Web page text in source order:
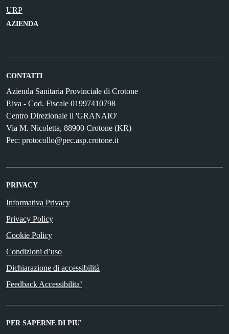
URP
AZIENDA
CONTATTI
Azienda Sanitaria Provinciale di Crotone
P.iva - Cod. Fiscale 01997410798
Centro Direzionale il 'GRANAIO'
Via M. Nicoletta, 88900 Crotone (KR)
Pec: protocollo@pec.asp.crotone.it
PRIVACY
Informativa Privacy
Privacy Policy
Cookie Policy
Condizioni d’uso
Dichiarazione di accessibilità
Feedback Accessibilita’
PER SAPERNE DI PIU'